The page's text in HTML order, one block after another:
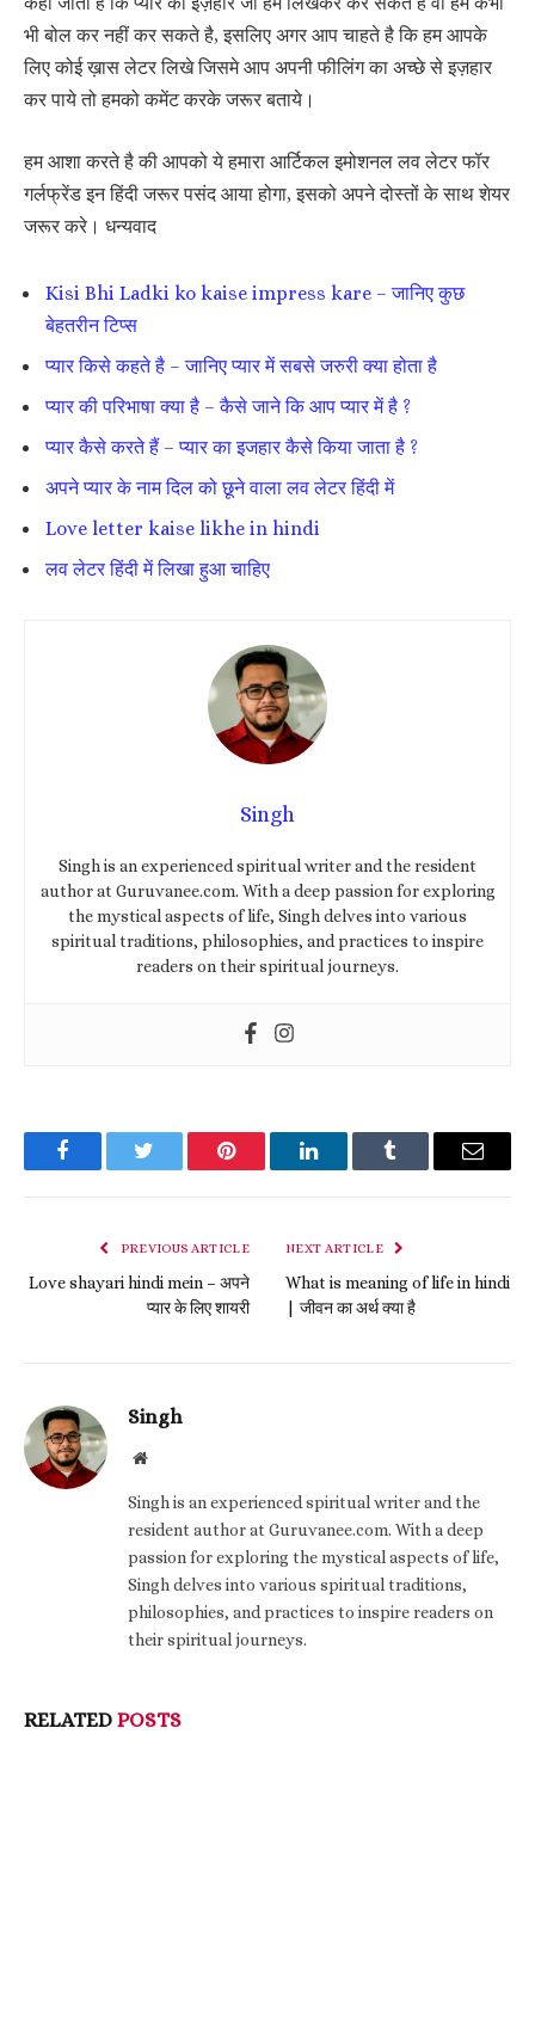
भी बोल कर नहीं कर सकते है, इसलिए अगर आप चाहते है कि हम आपके
लिए कोई ख़ास लेटर लिखे जिसमे आप अपनी फीलिंग का अच्छे से इज़हार
कर पाये तो हमको कमेंट करके जरूर बताये।
हम आशा करते है की आपको ये हमारा आर्टिकल इमोशनल लव लेटर फॉर
गर्लफ्रेंड इन हिंदी जरूर पसंद आया होगा, इसको अपने दोस्तों के साथ शेयर
जरूर करे। धन्यवाद
Kisi Bhi Ladki ko kaise impress kare – जानिए कुछ
बेहतरीन टिप्स
प्यार किसे कहते है – जानिए प्यार में सबसे जरुरी क्या होता है
प्यार की परिभाषा क्या है – कैसे जाने कि आप प्यार में है ?
प्यार कैसे करते हैं – प्यार का इजहार कैसे किया जाता है ?
अपने प्यार के नाम दिल को छूने वाला लव लेटर हिंदी में
Love letter kaise likhe in hindi
लव लेटर हिंदी में लिखा हुआ चाहिए
Singh
Singh is an experienced spiritual writer and the resident
author at Guruvanee.com. With a deep passion for exploring
the mystical aspects of life, Singh delves into various
spiritual traditions, philosophies, and practices to inspire
readers on their spiritual journeys.
FacebookTwitter Pinterest LinkedInTumblr Email
PREVIOUS ARTICLE
Love shayari hindi mein – अपने
प्यार के लिए शायरी
NEXT ARTICLE
What is meaning of life in hindi
| जीवन का अर्थ क्या है
Singh
Website
Singh is an experienced spiritual writer and the
resident author at Guruvanee.com. With a deep
passion for exploring the mystical aspects of life,
Singh delves into various spiritual traditions,
philosophies, and practices to inspire readers on
their spiritual journeys.
RELATED POSTS